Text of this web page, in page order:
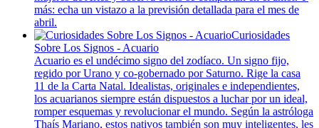
más: echa un vistazo a la previsión detallada para el mes de
abril.
Curiosidades
Sobre Los Signos - Acuario
Acuario es el undécimo signo del zodíaco. Un signo fijo,
regido por Urano y co-gobernado por Saturno. Rige la casa
11 de la Carta Natal. Idealistas, originales e independientes,
los acuarianos siempre están dispuestos a luchar por un ideal,
romper esquemas y revolucionar el mundo. Según la astróloga
Thaís Mariano, estos nativos también son muy inteligentes, les